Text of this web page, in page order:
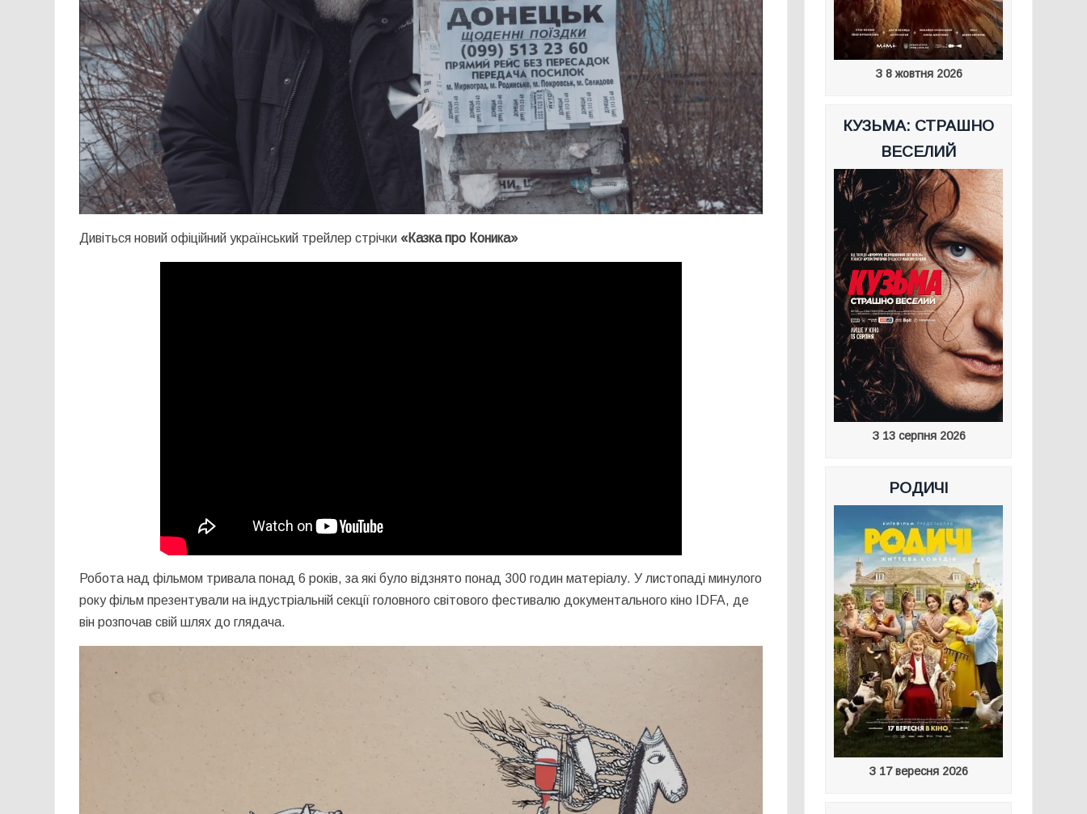
Дивіться новий офіційний український трейлер стрічки «Казка про Коника»
Робота над фільмом тривала понад 6 років, за які було відзнято понад 300 годин матеріалу. У листопаді минулого
року фільм презентували на індустріальній секції головного світового фестивалю документального кіно IDFA, де
він розпочав свій шлях до глядача.
З 8 жовтня 2026
КУЗЬМА: СТРАШНО
ВЕСЕЛИЙ
З 13 серпня 2026
РОДИЧІ
З 17 вересня 2026